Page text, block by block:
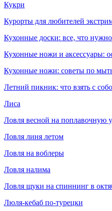
Кукри
Курорты для любителей
Кухонные доски: все, что нужно
Кухонные ножи и аксессуары:
Кухонные ножи: советы по
Летний пикник: что взять с
Лиса
Ловля весной на поплавочную
Ловля линя летом
Ловля на воблеры
Ловля налима
Ловля щуки на спиннинг в
Люля-кебаб по-турецки